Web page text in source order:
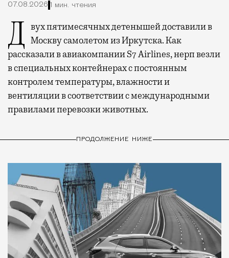
07.08.2026 1 мин. чтения
Двух пятимесячных детенышей доставили в Москву самолетом из Иркутска. Как
рассказали в авиакомпании S7 Airlines, нерп везли
в специальных контейнерах с постоянным
контролем температуры, влажности и
вентиляции в соответствии с международными
правилами перевозки животных.
ПРОДОЛЖЕНИЕ НИЖЕ